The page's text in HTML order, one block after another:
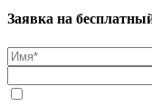
Заявка на